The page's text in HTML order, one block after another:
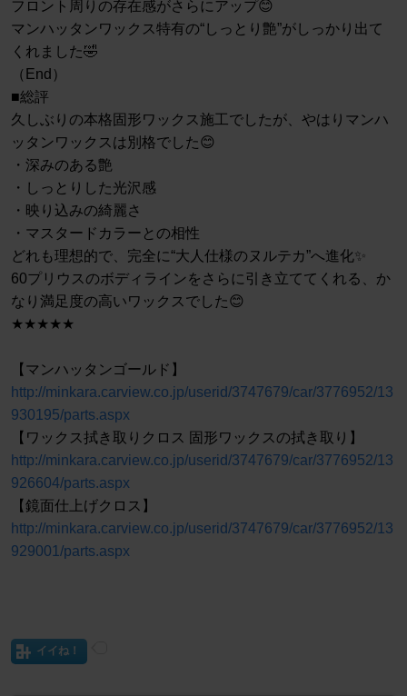
フロント周りの存在感がさらにアップ😊
マンハッタンワックス特有の“しっとり艶”がしっかり出て
くれました🤣
（End）
■総評
久しぶりの本格固形ワックス施工でしたが、やはりマンハ
ッタンワックスは別格でした😊
・深みのある艶
・しっとりした光沢感
・映り込みの綺麗さ
・マスタードカラーとの相性
どれも理想的で、完全に“大人仕様のヌルテカ”へ進化✨
60プリウスのボディラインをさらに引き立ててくれる、か
なり満足度の高いワックスでした😊
★★★★★
【マンハッタンゴールド】
http://minkara.carview.co.jp/userid/3747679/car/3776952/13
930195/parts.aspx
【ワックス拭き取りクロス 固形ワックスの拭き取り】
http://minkara.carview.co.jp/userid/3747679/car/3776952/13
926604/parts.aspx
【鏡面仕上げクロス】
http://minkara.carview.co.jp/userid/3747679/car/3776952/13
929001/parts.aspx
イイね！